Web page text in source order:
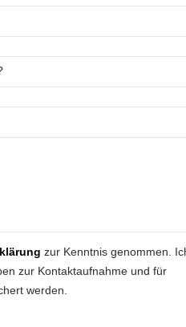
zur Kenntnis genommen.
zur Kontaktaufnahme und für
werden.